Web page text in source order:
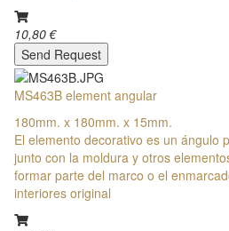
10,80 €
Send Request
MS463B element angular
180mm. x 180mm. x 15mm.
El elemento decorativo es un ángulo
junto con la moldura y otros
formar parte del marco o el
interiores original